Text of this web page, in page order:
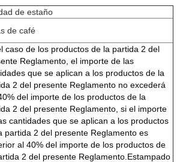
de estaño
de café
caso de los productos de la partida 2 del
Reglamento, el importe de las
que se aplican a los productos de la
2 del presente Reglamento no excederá
del importe de los productos de la
2 del presente Reglamento, si el importe
cantidades que se aplican a los productos
partida 2 del presente Reglamento es
al 40% del importe de los productos de
2 del presente Reglamento.Estampado